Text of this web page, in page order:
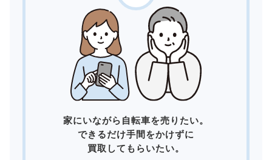
家にいながら自転車を売りたい。
できるだけ手間をかけずに
買取してもらいたい。